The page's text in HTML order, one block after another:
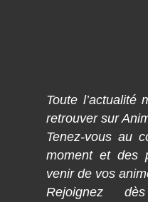
Toute l’actualité
retrouver sur
Tenez-vous au
moment et des
venir de vos
Rejoignez